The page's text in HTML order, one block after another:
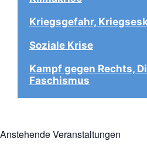
Kriegsgefahr,
Soziale Krise
Kampf gegen Rechts,
Faschismus
Anstehende Veranstaltungen